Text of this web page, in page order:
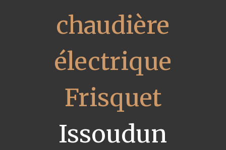
chaudière
électrique
Frisquet
Issoudun